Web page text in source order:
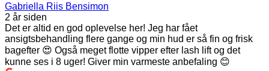
Gabriella Riis Bensimon
2 år siden
Det er altid en god oplevelse her! Jeg har fået
ansigtsbehandling flere gange og min hud er så fin og frisk
bagefter 😍 Også meget flotte vipper efter lash lift og det
kunne ses i 8 uger! Giver min varmeste anbefaling 😊